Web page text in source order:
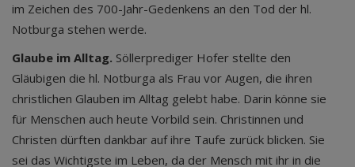
im Zeichen des 700-Jahr-Gedenkens an den Tod der hl.
Notburga stehen werde.
Glaube im Alltag. Söllerprediger Hofer stellte den
Gläubigen die hl. Notburga als Frau vor Augen, die ihren
christlichen Glauben im Alltag gelebt habe. Darin könne sie
für Menschen auch heute Vorbild sein. Christinnen und
Christen dürften dankbar auf ihre Taufe zurück blicken. Sie
sei das Wichtigste im Leben, da der Mensch mit ihr in die